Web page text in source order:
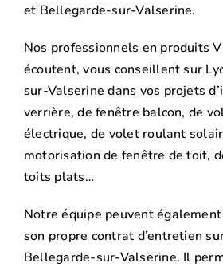
et Bellegarde-sur-Valserine.
Nos professionnels en produits
écoutent, vous conseillent sur
sur-Valserine dans vos projets
verrière, de fenêtre balcon, de
électrique, de volet roulant
motorisation de fenêtre de toit,
toits plats…
Notre équipe peuvent
son propre contrat d’entretien
Bellegarde-sur-Valserine. Il